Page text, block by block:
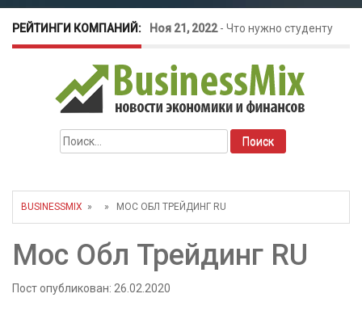
РЕЙТИНГИ КОМПАНИЙ: Ноя 21, 2022- Что нужно студенту
для открытия бизнеса?
Окт 26, 2022-Телефония для
amoCRM: лучшие инструменты для
бизнеса
как защитить свой бизнес?
Найти:
BUSINESSMIX » » МОС ОБЛ ТРЕЙДИНГ RU
Мос Обл Трейдинг RU
Пост опубликован: 26.02.2020